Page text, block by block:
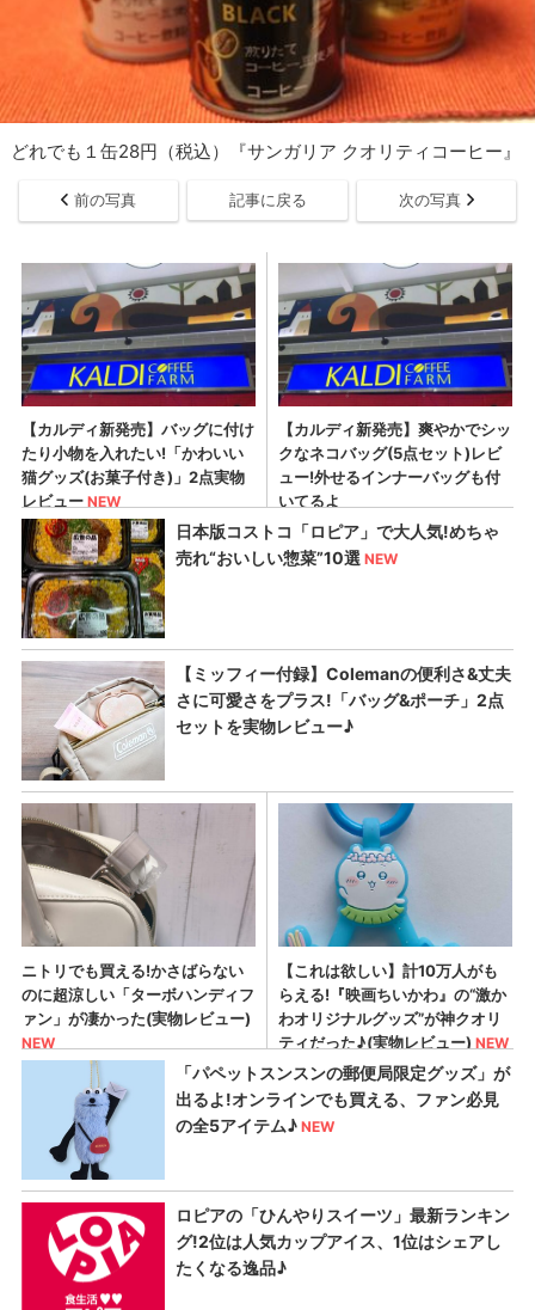
どれでも１缶28円（税込）『サンガリア クオリティコーヒー』
前の写真 記事に戻る 次の写真